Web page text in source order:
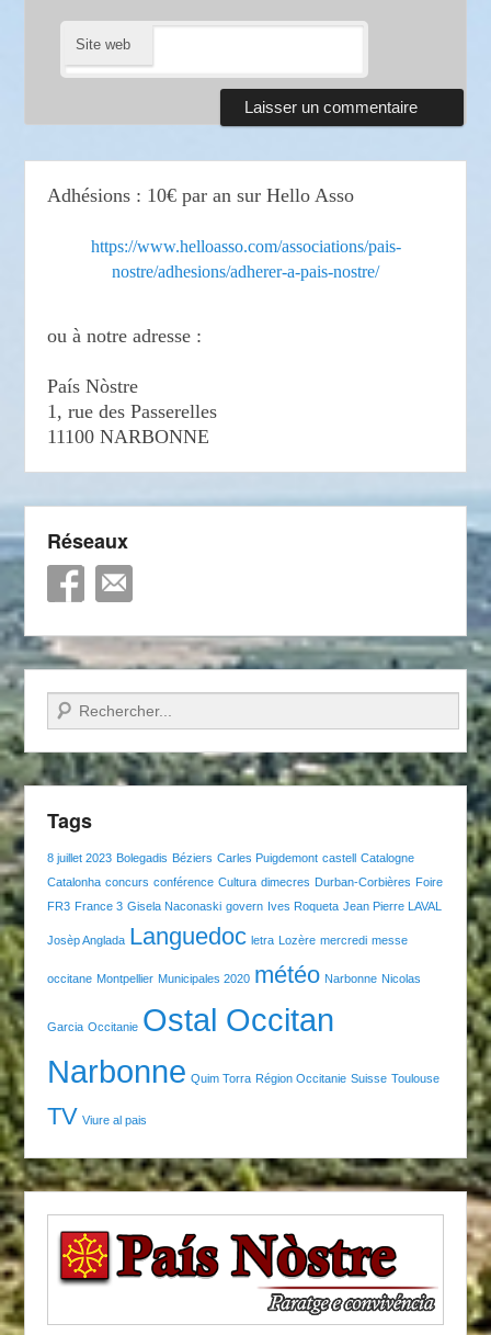
Site web
Adhésions : 10€ par an sur Hello Asso
https://www.helloasso.com/associations/pais-
nostre/adhesions/adherer-a-pais-nostre/
ou à notre adresse :
País Nòstre
1, rue des Passerelles
11100 NARBONNE
Réseaux
Recherche
Tags
8 juillet 2023 Bolegadis Béziers Carles Puigdemont castell Catalogne
Catalonha concurs conférence Cultura dimecres Durban-Corbières Foire
FR3 France 3 Gisela Naconaski govern Ives Roqueta Jean Pierre LAVAL
Josèp Anglada Languedoc letra Lozère mercredi messe
occitane Montpellier Municipales 2020 météo Narbonne Nicolas
Garcia Occitanie Ostal Occitan
Narbonne Quim Torra Région Occitanie Suisse Toulouse
TV Viure al pais